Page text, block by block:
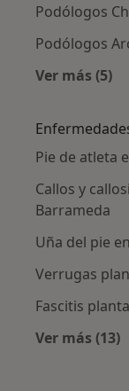
Podólogos
Podólogos
Ver más (5)
Pie de atleta
Callos y
Barrameda
Uña del pie
Verrugas
Fascitis
Ver más (13)